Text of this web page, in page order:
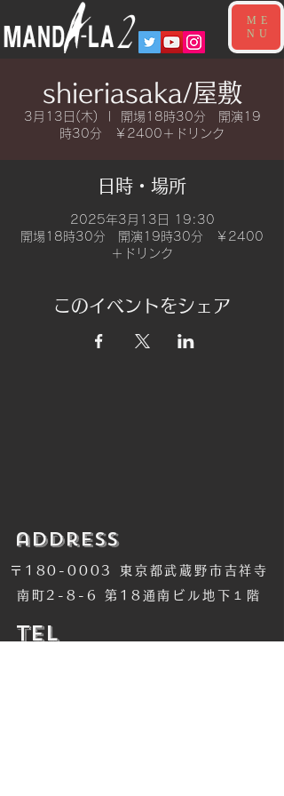
ME
NU
shieriasaka/屋敷
3月13日(木)
開場18時30分 開演19
時30分 ￥2400＋ドリンク
日時・場所
2025年3月13日 19:30
開場18時30分 開演19時30分 ￥2400
＋ドリンク
このイベントをシェア
​address
〒180-0003 東京都武蔵野市吉祥寺
南町2-8-6 第18通南ビル地下１階
​TEL